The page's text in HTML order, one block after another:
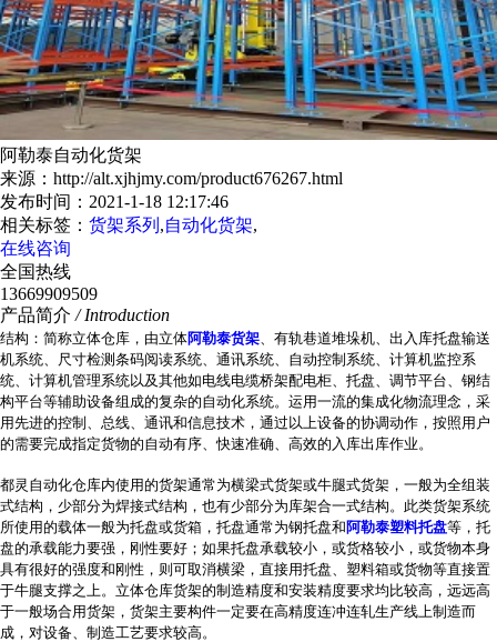
阿勒泰自动化货架
来源：http://alt.xjhjmy.com/product676267.html
发布时间：2021-1-18 12:17:46
相关标签： 货架系列 ,自动化货架,
在线咨询
全国热线
13669909509
产品简介 / Introduction
结构：简称立体仓库，由立体阿勒泰货架 、有轨巷道堆垛机、出入库托盘输送
机系统、尺寸检测条码阅读系统、通讯系统、自动控制系统、计算机监控系
统、计算机管理系统以及其他如电线电缆桥架配电柜、托盘、调节平台、钢结
构平台等辅助设备组成的复杂的自动化系统。运用一流的集成化物流理念，采
用先进的控制、总线、通讯和信息技术，通过以上设备的协调动作，按照用户
的需要完成指定货物的自动有序、快速准确、高效的入库出库作业。
都灵自动化仓库内使用的货架通常为横梁式货架或牛腿式货架，一般为全组装
式结构，少部分为焊接式结构，也有少部分为库架合一式结构。此类货架系统
所使用的载体一般为托盘或货箱，托盘通常为钢托盘和阿勒泰塑料托盘等，托
盘的承载能力要强，刚性要好；如果托盘承载较小，或货格较小，或货物本身
具有很好的强度和刚性，则可取消横梁，直接用托盘、塑料箱或货物等直接置
于牛腿支撑之上。立体仓库货架的制造精度和安装精度要求均比较高，远远高
于一般场合用货架，货架主要构件一定要在高精度连冲连轧生产线上制造而
成，对设备、制造工艺要求较高。